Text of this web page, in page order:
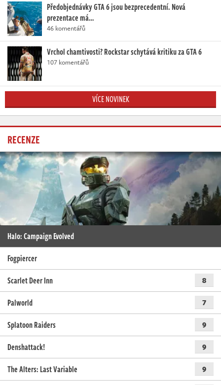
Předobjednávky GTA 6 jsou bezprecedentní. Nová
prezentace má…
46 komentářů
Vrchol chamtivosti? Rockstar schytává kritiku za GTA 6
107 komentářů
VÍCE NOVINEK
RECENZE
Halo: Campaign Evolved
Fogpiercer
Scarlet Deer Inn
8
Palworld 7
Splatoon Raiders 9
Denshattack! 9
The Alters: Last Variable 9